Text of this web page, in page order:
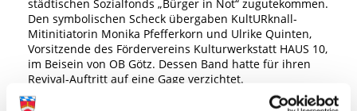
städtischen Sozialfonds „Bürger in Not“ zugutekommen.
Den symbolischen Scheck übergaben KultURknall-
Mitinitiatorin Monika Pfefferkorn und Ulrike Quinten,
Vorsitzende des Fördervereins Kulturwerkstatt HAUS 10,
im Beisein von OB Götz. Dessen Band hatte für ihren
Revival-Auftritt auf eine Gage verzichtet.